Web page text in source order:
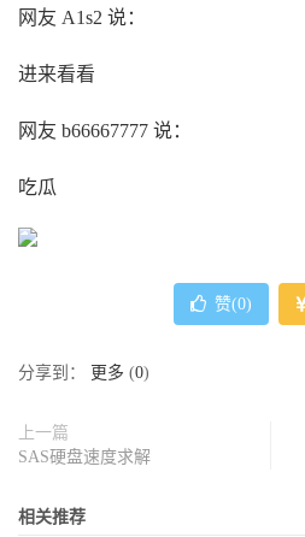
网友 A1s2 说：
进来看看
网友 b66667777 说：
吃瓜
赞(0)
分享到： 更多 (0)
上一篇
SAS硬盘速度求解
相关推荐